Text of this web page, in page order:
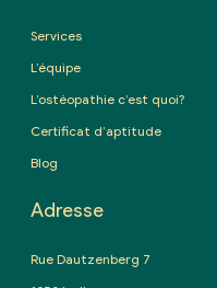
Services
L’équipe
L’ostéopathie c’est quoi?
Certificat d’aptitude
Blog
Adresse
Rue Dautzenberg 7